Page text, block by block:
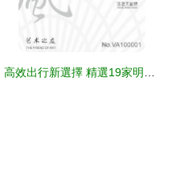
高效出行新選擇 精選19家明星票務代理，商務咨詢無憂